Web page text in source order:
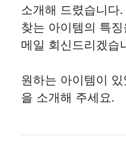
소개해 드렸습니다
찾는 아이템의 특
메일 회신드리겠습
원하는 아이템이
을 소개해 주세요.